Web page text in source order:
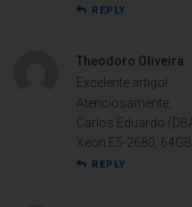
REPLY
Theodoro Oliveira
Excelente artigo!
Atenciosamente,
Carlos Eduardo
Xeon E5-2680,
REPLY